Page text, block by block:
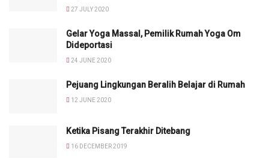
27 JULY 2020
Gelar Yoga Massal, Pemilik Rumah Yoga Om
Dideportasi
24 JUNE 2020
Pejuang Lingkungan Beralih Belajar di Rumah
12 JUNE 2020
Ketika Pisang Terakhir Ditebang
16 DECEMBER 2019